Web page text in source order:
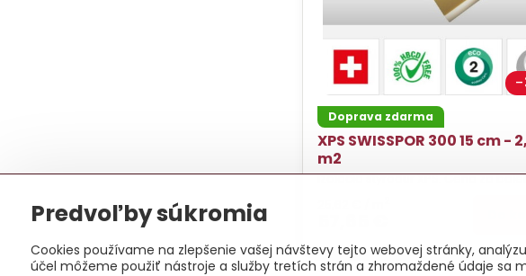
Doprava zdarma
XPS SWISSPOR 300 15 cm -
m2
Izolácia styrodur XPS. Cena za
Predvoľby súkromia
Cookies používame na zlepšenie vašej návštevy tejto webovej stránky,
účel môžeme použiť nástroje a služby tretích strán a zhromaždené údaje sa